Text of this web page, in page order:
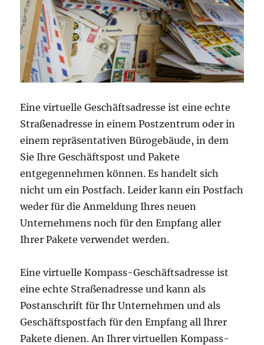
Eine virtuelle Geschäftsadresse ist eine echte
Straßenadresse in einem Postzentrum oder in
einem repräsentativen Bürogebäude, in dem
Sie Ihre Geschäftspost und Pakete
entgegennehmen können. Es handelt sich
nicht um ein Postfach. Leider kann ein Postfach
weder für die Anmeldung Ihres neuen
Unternehmens noch für den Empfang aller
Ihrer Pakete verwendet werden.
Eine virtuelle Kompass-Geschäftsadresse ist
eine echte Straßenadresse und kann als
Postanschrift für Ihr Unternehmen und als
Geschäftspostfach für den Empfang all Ihrer
Pakete dienen. An Ihrer virtuellen Kompass-